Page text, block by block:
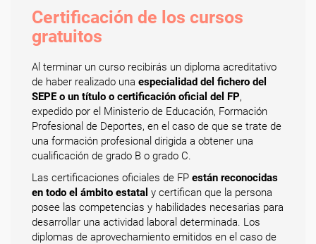
Certificación de los cursos
gratuitos
Al terminar un curso recibirás un diploma acreditativo
de haber realizado una especialidad del fichero del
SEPE o un título o certificación oficial del FP,
expedido por el Ministerio de Educación, Formación
Profesional de Deportes, en el caso de que se trate de
una formación profesional dirigida a obtener una
cualificación de grado B o grado C.
Las certificaciones oficiales de FP están reconocidas
en todo el ámbito estatal y certifican que la persona
posee las competencias y habilidades necesarias para
desarrollar una actividad laboral determinada. Los
diplomas de aprovechamiento emitidos en el caso de